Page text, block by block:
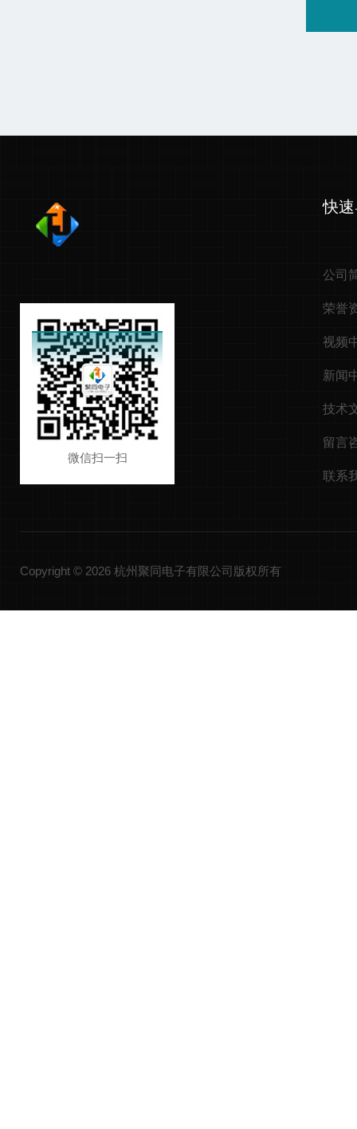
微信扫一扫
快
公司
荣誉
视频
新闻
技术
留言
联系
Copyright © 2026 杭州聚同电子有限公司版权所有